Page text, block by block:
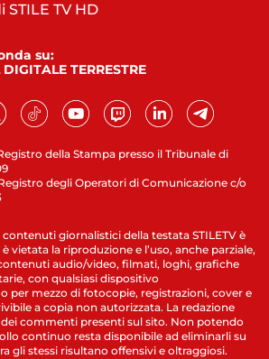
della Stampa presso il Tribunale di
degli Operatori di Comunicazione c/o
TV HD
su:
TERRESTRE
giornalistici della testata STILETV è
vietata la riproduzione e l’uso, anche parziale,
audio/video, filmati, loghi, grafiche
con qualsiasi dispositivo
per mezzo di fotocopie, registrazioni, cover e
a copia non autorizzata. La redazione
commenti presenti sul sito. Non potendo
continuo resta disponibile ad eliminarli su
gli stessi risultano offensivi e oltraggiosi.